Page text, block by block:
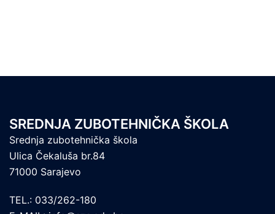
SREDNJA ZUBOTEHNIČKA ŠKOLA
Srednja zubotehnička škola
Ulica Čekaluša br.84
71000 Sarajevo
TEL.: 033/262-180